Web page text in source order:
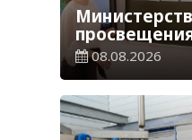
определило
обучения и
2026-2027
08.08.2026